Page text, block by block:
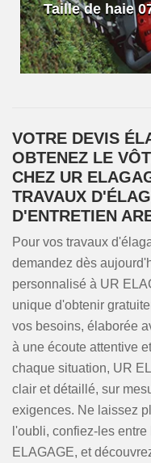
Taille de haie
VOTRE DEVIS
OBTENEZ LE
CHEZ UR
TRAVAUX
D'ENTRETIEN
Pour vos travaux
demandez dès
personnalisé à UR
unique d'obtenir
vos besoins, élaborée
à une écoute attentive
chaque situation, UR
clair et détaillé, sur
exigences. Ne laissez
l'oubli, confiez-les
ELAGAGE, et